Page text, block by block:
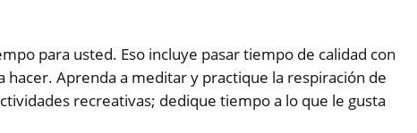
para usted. Eso incluye pasar tiempo de calidad con
hacer. Aprenda a meditar y practique la respiración de
recreativas; dedique tiempo a lo que le gusta